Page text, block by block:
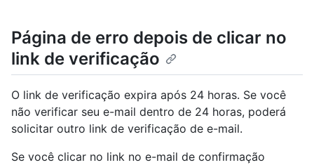
Página de erro depois de clicar no
link de verificação
O link de verificação expira após 24 horas. Se você
não verificar seu e-mail dentro de 24 horas, poderá
solicitar outro link de verificação de e-mail.
Se você clicar no link no e-mail de confirmação